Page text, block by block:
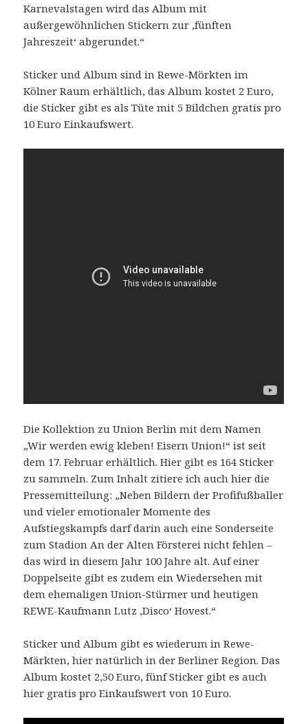
Karnevalstagen wird das Album mit
außergewöhnlichen Stickern zur ‚fünften
Jahreszeit‘ abgerundet.“
Sticker und Album sind in Rewe-Mörkten im
Kölner Raum erhältlich, das Album kostet 2 Euro,
die Sticker gibt es als Tüte mit 5 Bildchen gratis pro
10 Euro Einkaufswert.
Die Kollektion zu Union Berlin mit dem Namen
„Wir werden ewig kleben! Eisern Union!“ ist seit
dem 17. Februar erhältlich. Hier gibt es 164 Sticker
zu sammeln. Zum Inhalt zitiere ich auch hier die
Pressemitteilung: „Neben Bildern der Profifußballer
und vieler emotionaler Momente des
Aufstiegskampfs darf darin auch eine Sonderseite
zum Stadion An der Alten Försterei nicht fehlen –
das wird in diesem Jahr 100 Jahre alt. Auf einer
Doppelseite gibt es zudem ein Wiedersehen mit
dem ehemaligen Union-Stürmer und heutigen
REWE-Kaufmann Lutz ‚Disco‘ Hovest.“
Sticker und Album gibt es wiederum in Rewe-
Märkten, hier natürlich in der Berliner Region. Das
Album kostet 2,50 Euro, fünf Sticker gibt es auch
hier gratis pro Einkaufswert von 10 Euro.